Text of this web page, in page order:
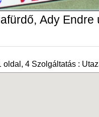
Ady Endre
oldal, 4 Szolgáltatás :